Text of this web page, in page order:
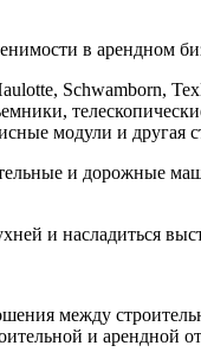
в арендном
Schwamborn,
модули и другая
и дорожные
и насладиться
между
и арендной